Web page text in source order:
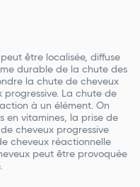
être localisée, diffuse
durable de la chute des
la chute de cheveux
La chute de
à un élément. On
en vitamines, la prise de
cheveux progressive
cheveux réactionnelle
peut être provoquée